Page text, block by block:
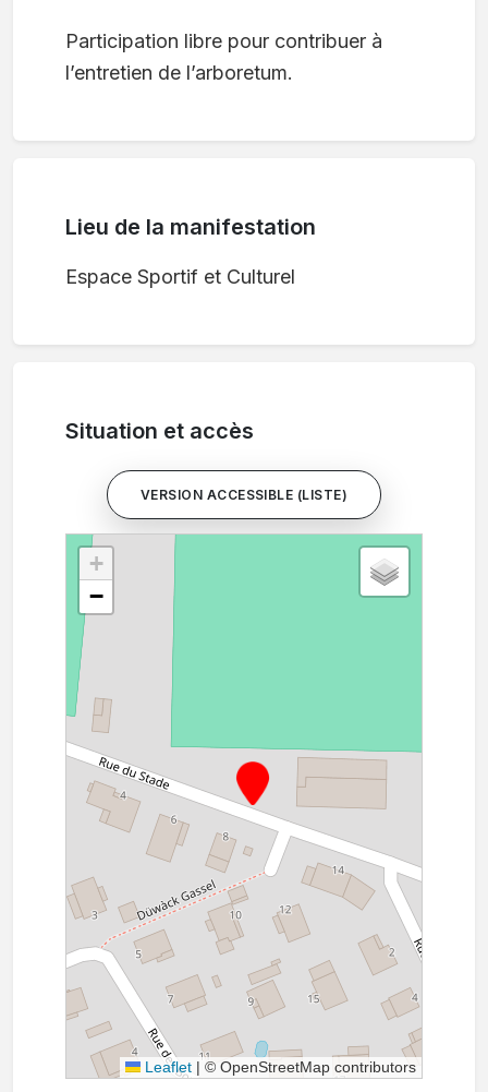
Participation libre pour contribuer à
l’entretien de l’arboretum.
Lieu de la manifestation
Espace Sportif et Culturel
Situation et accès
VERSION ACCESSIBLE (LISTE)
+
−
Leaflet | © OpenStreetMap contributors